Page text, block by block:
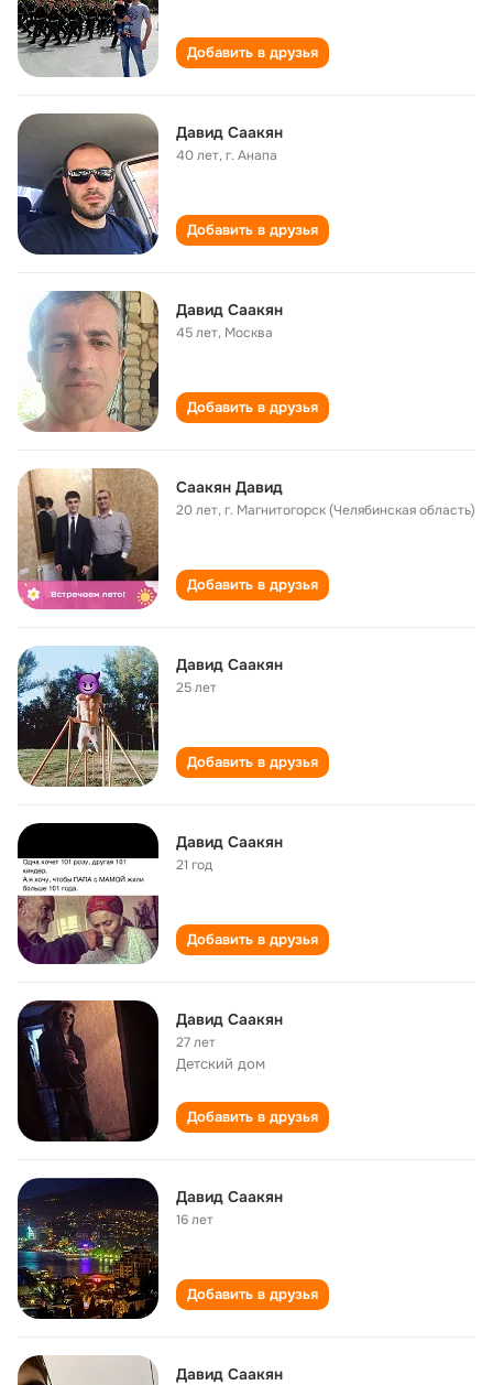
Добавить в друзья
Давид Саакян
40 лет,г. Анапа
Добавить в друзья
Давид Саакян
45 лет, Москва
Добавить в друзья
Саакян Давид
20 лет,г. Магнитогорск (Челябинская область)
Добавить в друзья
Давид Саакян
25 лет
Добавить в друзья
Давид Саакян
21 год
Добавить в друзья
Давид Саакян
27 лет
Детский дом
Добавить в друзья
Давид Саакян
16 лет
Добавить в друзья
Давид Саакян